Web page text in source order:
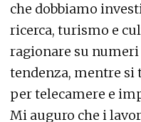
che dobbiamo
ricerca, turismo e
ragionare su
tendenza, mentre si
per telecamere e
Mi auguro che i